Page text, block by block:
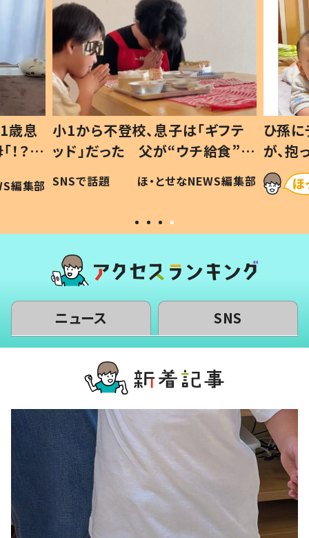
歳息
？」
編集部
小1から不登校、息子は「ギフテ
ッド」だった 父が“ウチ給食”を
作り続ける理由とは #令和の親
#令和の子
SNSで話題 ほ・とせなNEWS編集部
ひ孫
が、
「涙が
い」
ニュース SNS